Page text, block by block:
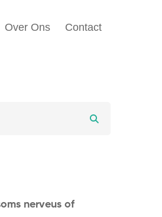
Over Ons Contact
nerveus of